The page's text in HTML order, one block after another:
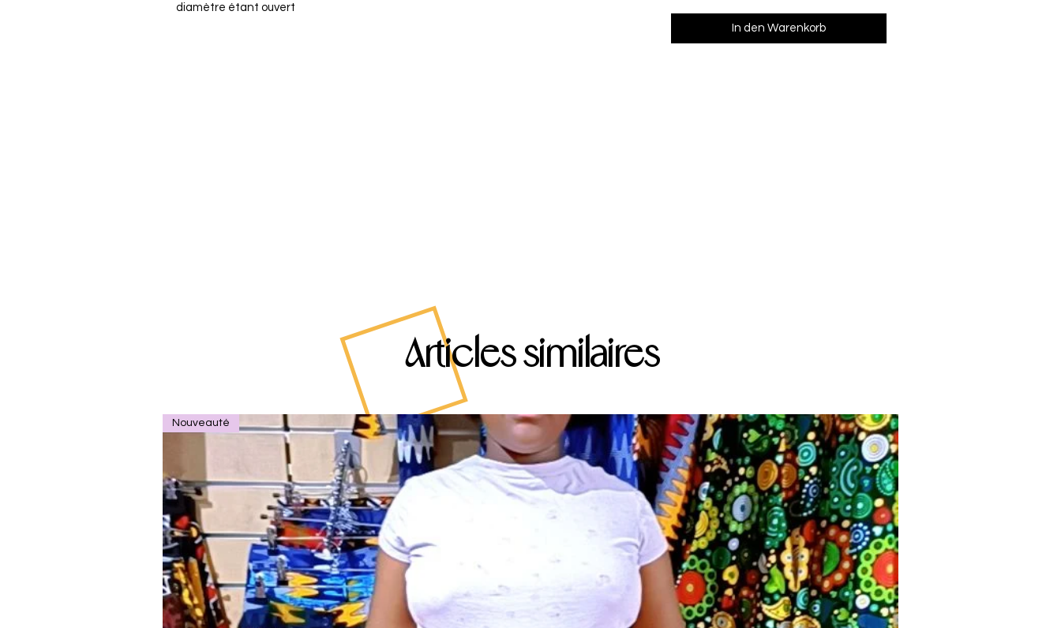
diamètre étant ouvert
In den Warenkorb
Articles similaires
Nouveauté